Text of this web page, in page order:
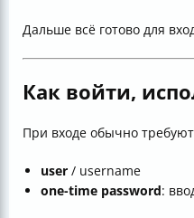
Дальше всё готово для
Как войти,
При входе обычно
user / username
one-time password: